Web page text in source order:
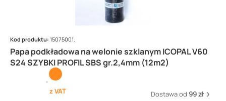
Papa podkładowa na welonie szklanym ICOPAL V60
S24 SZYBKI PROFIL SBS gr.2,4mm (12m2)
Kod produktu: 15075001.
z VAT Dostawa od 99 zł